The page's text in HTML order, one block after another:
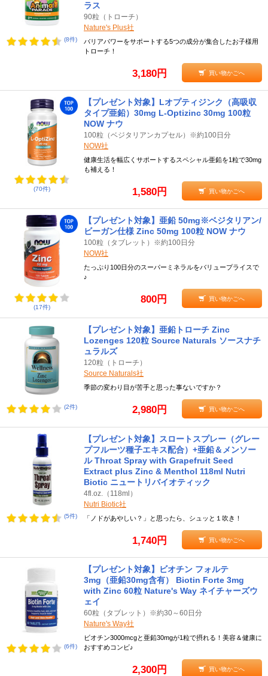
(8件)
ラス
90粒（トローチ）
Nature's Plus社
バリアパワーをサポートする5つの成分が集合したお子様用
トローチ！
3,180円 買い物かごへ
(70件)
【プレゼント対象】Lオプティジンク（高吸収
タイプ亜鉛）30mg L-Optizinc 30mg 100粒
NOW ナウ
100粒（ベジタリアンカプセル）※約100日分
NOW社
健康生活を幅広くサポートするスペシャル亜鉛を1粒で30mg
も補える！
1,580円 買い物かごへ
(17件)
【プレゼント対象】亜鉛 50mg※ベジタリアン/
ビーガン仕様 Zinc 50mg 100粒 NOW ナウ
100粒（タブレット）※約100日分
NOW社
たっぷり100日分のスーパーミネラルをバリュープライスで
♪
800円 買い物かごへ
(2件)
【プレゼント対象】亜鉛トローチ Zinc
Lozenges 120粒 Source Naturals ソースナチ
ュラルズ
120粒（トローチ）
Source Naturals社
季節の変わり目が苦手と思った事ないですか？
2,980円 買い物かごへ
(5件)
【プレゼント対象】スロートスプレー（グレー
プフルーツ種子エキス配合）+亜鉛＆メンソー
ル Throat Spray with Grapefruit Seed
Extract plus Zinc & Menthol 118ml Nutri
Biotic ニュートリバイオティック
4fl.oz.（118ml）
Nutri Biotic社
「ノドがあやしい？」と思ったら、シュッと１吹き！
1,740円 買い物かごへ
(6件)
【プレゼント対象】ビオチン フォルテ
3mg（亜鉛30mg含有） Biotin Forte 3mg
with Zinc 60粒 Nature's Way ネイチャーズウ
ェイ
60粒（タブレット）※約30～60日分
Nature's Way社
ビオチン3000mcgと亜鉛30mgが1粒で摂れる！美容＆健康に
おすすめコンビ♪
2,300円 買い物かごへ